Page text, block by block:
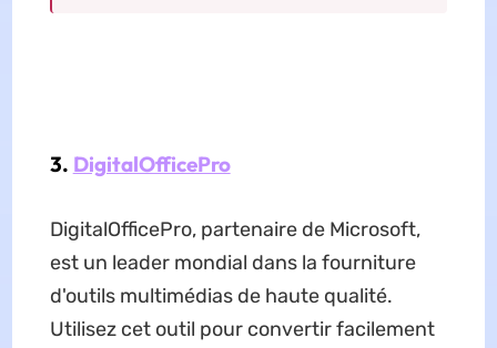
3. DigitalOfficePro
DigitalOfficePro, partenaire de Microsoft,
est un leader mondial dans la fourniture
d'outils multimédias de haute qualité.
Utilisez cet outil pour convertir facilement